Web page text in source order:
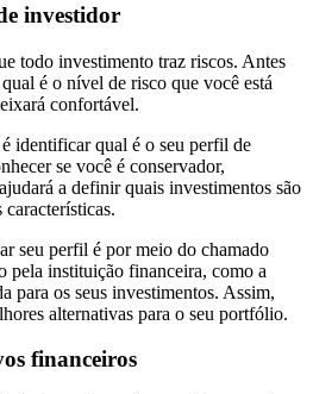
investidor
todo investimento traz riscos. Antes
é o nível de risco que você está
confortável.
identificar qual é o seu perfil de
se você é conservador,
a definir quais investimentos são
características.
seu perfil é por meio do chamado
pela instituição financeira, como a
para os seus investimentos. Assim,
alternativas para o seu portfólio.
financeiros